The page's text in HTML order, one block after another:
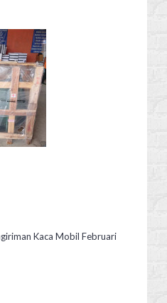
Kaca Mobil Februari